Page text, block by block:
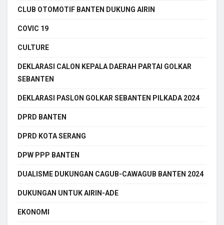
CLUB OTOMOTIF BANTEN DUKUNG AIRIN
COVIC 19
CULTURE
DEKLARASI CALON KEPALA DAERAH PARTAI GOLKAR
SEBANTEN
DEKLARASI PASLON GOLKAR SEBANTEN PILKADA 2024
DPRD BANTEN
DPRD KOTA SERANG
DPW PPP BANTEN
DUALISME DUKUNGAN CAGUB-CAWAGUB BANTEN 2024
DUKUNGAN UNTUK AIRIN-ADE
EKONOMI